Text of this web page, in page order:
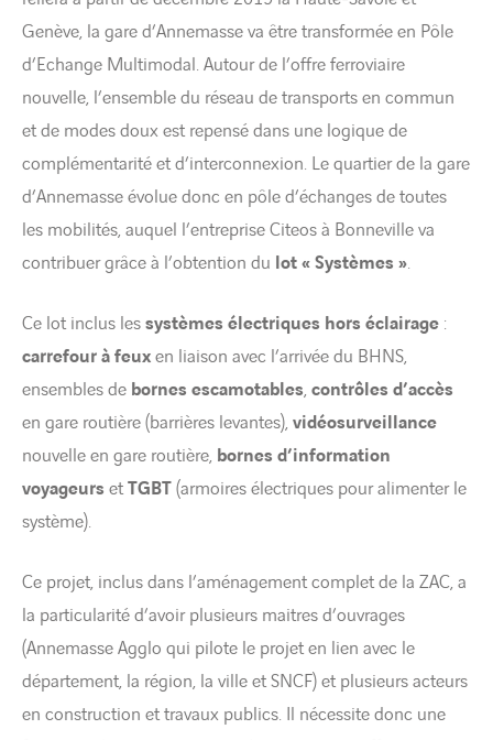
Genève, la gare d’Annemasse va être transformée en Pôle
d’Echange Multimodal. Autour de l’offre ferroviaire
nouvelle, l’ensemble du réseau de transports en commun
et de modes doux est repensé dans une logique de
complémentarité et d’interconnexion. Le quartier de la gare
d’Annemasse évolue donc en pôle d’échanges de toutes
les mobilités, auquel l’entreprise Citeos à Bonneville va
contribuer grâce à l’obtention du lot « Systèmes ».
Ce lot inclus lessystèmes électriques hors éclairage :
carrefour à feuxen liaison avec l’arrivée du BHNS,
ensembles de bornes escamotables, contrôles d’accès
en gare routière (barrières levantes), vidéosurveillance
nouvelle en gare routière, bornes d’information
voyageurs etTGBT(armoires électriques pour alimenter le
système).
Ce projet, inclus dans l’aménagement complet de la ZAC, a
la particularité d’avoir plusieurs maitres d’ouvrages
(Annemasse Agglo qui pilote le projet en lien avec le
département, la région, la ville et SNCF) et plusieurs acteurs
en construction et travaux publics. Il nécessite donc une